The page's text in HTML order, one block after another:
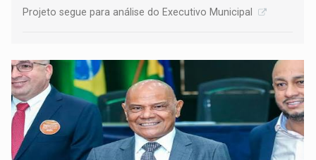
Projeto segue para análise do Executivo Municipal